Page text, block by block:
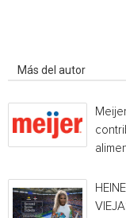
Más del autor